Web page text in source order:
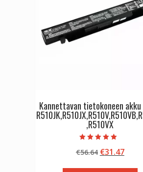
Kannettavan tietokoneen akku
,R510VX
tuotteesta:
5.00
€56.64 €31.47